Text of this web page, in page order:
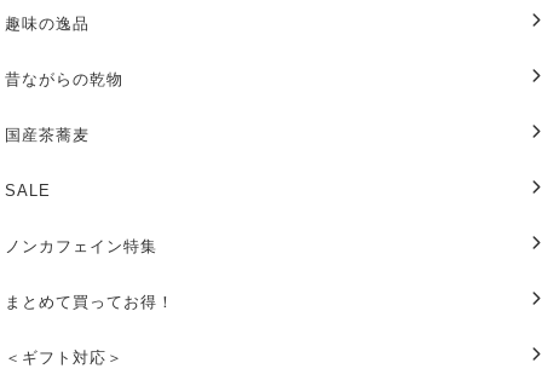
趣味の逸品
昔ながらの乾物
国産茶蕎麦
SALE
ノンカフェイン特集
まとめて買ってお得！
＜ギフト対応＞